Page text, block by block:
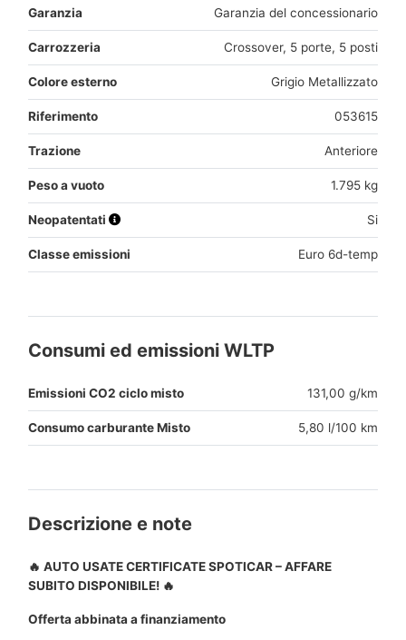
Garanzia Garanzia del concessionario
Carrozzeria Crossover, 5 porte, 5 posti
Colore esterno Grigio Metallizzato
Riferimento 053615
Trazione Anteriore
Peso a vuoto 1.795 kg
Neopatentati Si
Classe emissioni Euro 6d-temp
Consumi ed emissioni WLTP
Emissioni CO2 ciclo misto 131,00 g/km
Consumo carburante Misto 5,80 l/100 km
Descrizione e note
🔥 AUTO USATE CERTIFICATE SPOTICAR – AFFARE
SUBITO DISPONIBILE! 🔥
Offerta abbinata a finanziamento